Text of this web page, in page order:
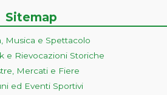
Sitemap
Musica e Spettacolo
e Rievocazioni Storiche
Mercati e Fiere
ed Eventi Sportivi